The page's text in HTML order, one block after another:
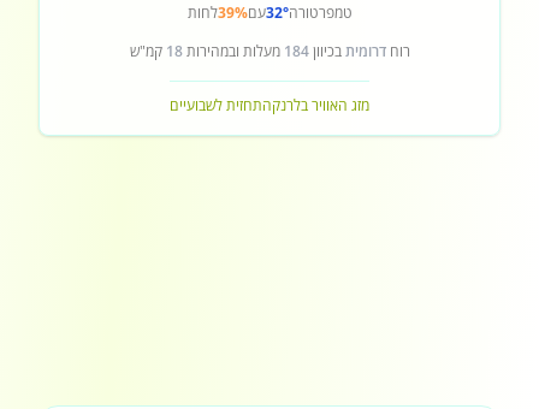
טמפרטורה32°עם39%לחות
רוחדרומיתבכיוון184 מעלות ובמהירות18 קמ"ש
מזג האוויר בלרנקהתחזית לשבועיים